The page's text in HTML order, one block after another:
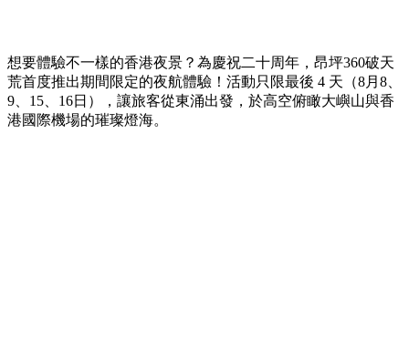
想要體驗不一樣的香港夜景？為慶祝二十周年，昂坪360破天
荒首度推出期間限定的夜航體驗！活動只限最後 4 天（8月8、
9、15、16日），讓旅客從東涌出發，於高空俯瞰大嶼山與香
港國際機場的璀璨燈海。